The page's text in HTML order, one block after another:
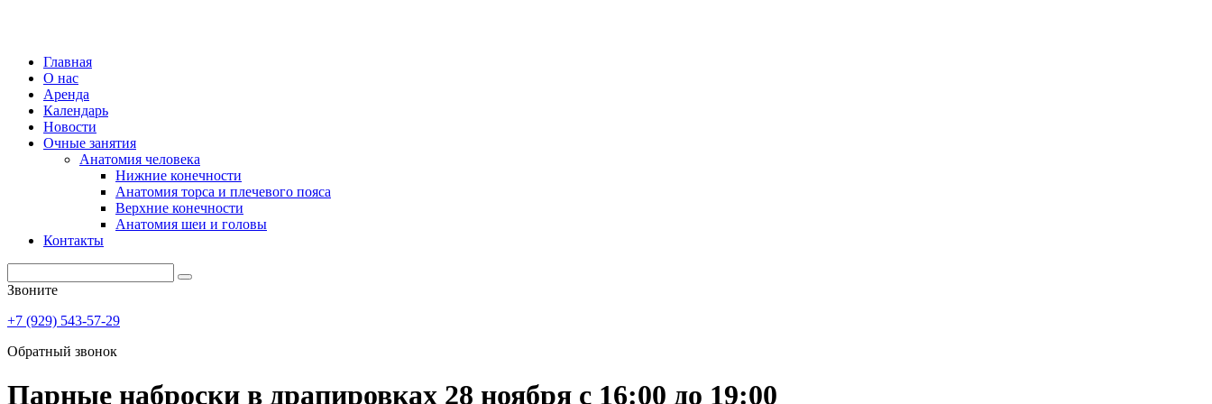
Главная
О нас
Аренда
Календарь
Новости
Очные занятия
Анатомия человека
Нижние конечности
Анатомия торса и плечевого пояса
Верхние конечности
Анатомия шеи и головы
Контакты
Звоните
+7 (929) 543-57-29
Обратный звонок
Парные наброски в драпировках 28 ноября с 16:00 до 19:00